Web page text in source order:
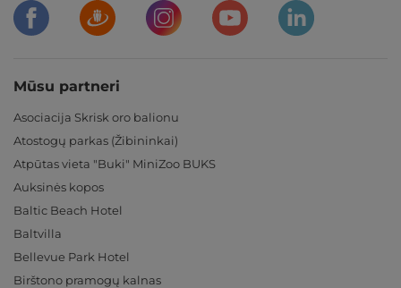
Mūsu partneri
Asociacija Skrisk oro balionu
Atostogų parkas (Žibininkai)
Atpūtas vieta "Buki" MiniZoo BUKS
Auksinės kopos
Baltic Beach Hotel
Baltvilla
Bellevue Park Hotel
Birštono pramogų kalnas